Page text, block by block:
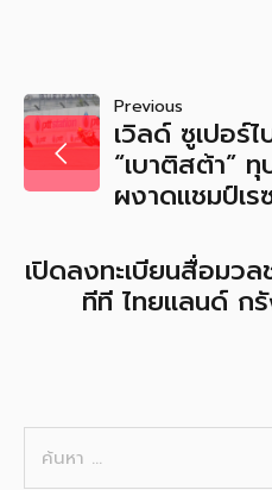
แนะแนว
เรื่อง
Previous
เวิลด์ ซูเปอร์
“เบาติสต้า”
ผงาดแชมป์เร
เปิดลงทะเบียนสื่อมว
ทีที ไทยแลนด์ ก
สำหรับ: